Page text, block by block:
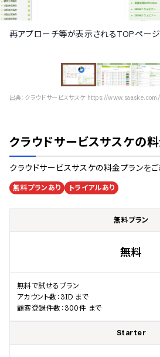
再アプローチ等が表示されるTOPページ
出典： クラウドサービスサスケ https://www.saaske.com/
クラウドサービスサスケの
クラウドサービスサスケの料金プランをご
無料プランあり トライアルあり
無料プラン
無料
無料で試せるプラン
アカウント数：3ID まで
顧客登録件数：300件 まで
Starter